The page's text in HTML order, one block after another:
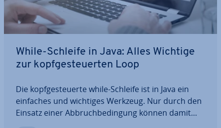
While-Schleife in Java: Alles Wichtige
zur kopf­ge­steu­er­ten Loop
Die kopf­ge­steu­er­te while-Schleife ist in Java ein
einfaches und wichtiges Werkzeug. Nur durch den
Einsatz einer Ab­bruch­be­din­gung können damit